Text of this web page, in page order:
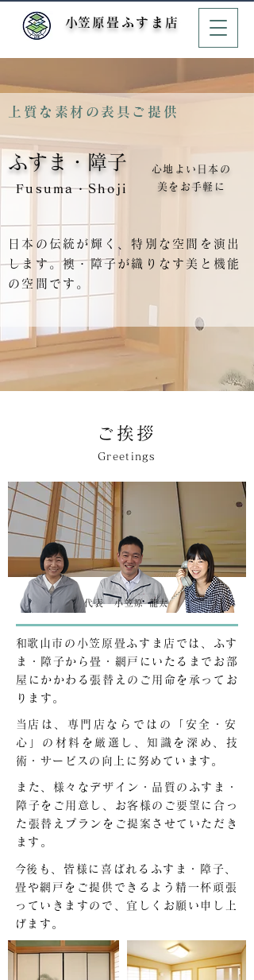
​小笠原畳ふすま店
上質な素材の表具ご提供
ふすま・障子
Fusuma・Shoji
心地よい日本の
美をお手軽に
日本の伝統が輝く、特別な空間を演出
します。襖・障子が織りなす美と機能
の空間です。
ご挨拶
Greetings
​代表 小笠原 龍太
​和歌山市の小笠原畳ふすま店では、ふす
ま・障子から畳・網戸にいたるまでお部
屋にかかわる張替えのご用命を承ってお
ります。
​当店は、専門店ならではの「安全・安
心」の材料を厳選し、知識を深め、技
術・サービスの向上に努めています。
また、様々なデザイン・品質のふすま・
障子をご用意し、お客様のご要望に合っ
た張替えプランをご提案させていただき
ます。
​今後も、皆様に喜ばれるふすま・障子、
畳や網戸をご提供できるよう精一杯頑張
っていきますので、宜しくお願い申し上
げます。